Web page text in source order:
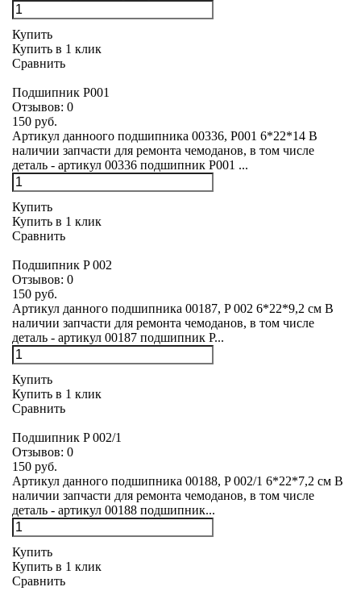
Купить
Купить в 1 клик
Сравнить
Подшипник Р001
Отзывов: 0
150 руб.
Артикул данноого подшипника 00336, Р001 6*22*14 В
наличии запчасти для ремонта чемоданов, в том числе
деталь - артикул 00336 подшипник Р001 ...
Купить
Купить в 1 клик
Сравнить
Подшипник P 002
Отзывов: 0
150 руб.
Артикул данного подшипника 00187, P 002 6*22*9,2 см В
наличии запчасти для ремонта чемоданов, в том числе
деталь - артикул 00187 подшипник P...
Купить
Купить в 1 клик
Сравнить
Подшипник P 002/1
Отзывов: 0
150 руб.
Артикул данного подшипника 00188, P 002/1 6*22*7,2 см В
наличии запчасти для ремонта чемоданов, в том числе
деталь - артикул 00188 подшипник...
Купить
Купить в 1 клик
Сравнить